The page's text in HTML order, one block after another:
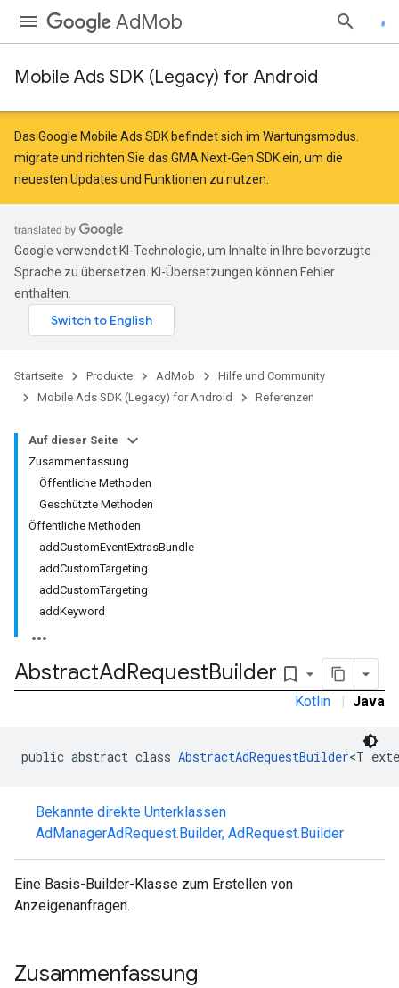
AdMob
Mobile Ads SDK (Legacy) for Android
Das Google Mobile Ads SDK befindet sich im Wartungsmodus.
migrate und richten Sie das GMA Next-Gen SDK ein, um die
neuesten Updates und Funktionen zu nutzen.
Google verwendet KI-Technologie, um Inhalte in Ihre bevorzugte
Sprache zu übersetzen. KI-Übersetzungen können Fehler
enthalten.
Startseite Produkte AdMob
Hilfe und Community
Mobile Ads SDK (Legacy) for Android
Referenzen
Auf dieser Seite
Zusammenfassung
Öffentliche Methoden
Geschützte Methoden
Öffentliche Methoden
addCustomEventExtrasBundle
addCustomTargeting
addCustomTargeting
addKeyword
AbstractAdRequestBuilder bookmark_border
Kotlin | Java
public abstract class AbstractAdRequestBuilder<T
Bekannte direkte Unterklassen
AdManagerAdRequest.Builder, AdRequest.Builder
Eine Basis-Builder-Klasse zum Erstellen von
Anzeigenanfragen.
Zusammenfassung